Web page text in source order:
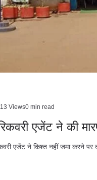
Views0 min read
एजेंट ने की
एजेंट ने किश्त नहीं जमा करने